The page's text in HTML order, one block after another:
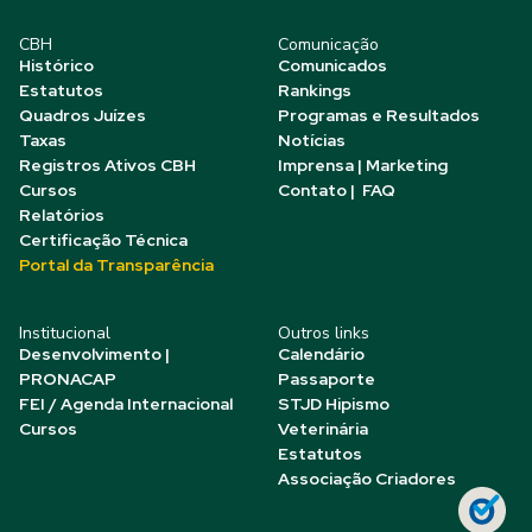
CBH
Histórico
Estatutos
Quadros Juízes
Taxas
Registros Ativos CBH
Cursos
Relatórios
Certificação Técnica
Portal da Transparência
Comunicação
Comunicados
Rankings
Programas e Resultados
Notícias
Imprensa | Marketing
Contato | FAQ
Institucional
Desenvolvimento |
PRONACAP
FEI / Agenda Internacional
Cursos
Outros links
Calendário
Passaporte
STJD Hipismo
Veterinária
Estatutos
Associação Criadores